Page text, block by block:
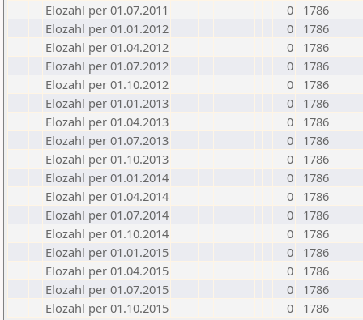
Elozahl per 01.07.2011
0
1786
Elozahl per 01.01.2012
0
1786
Elozahl per 01.04.2012
0
1786
Elozahl per 01.07.2012
0
1786
Elozahl per 01.10.2012
0
1786
Elozahl per 01.01.2013
0
1786
Elozahl per 01.04.2013
0
1786
Elozahl per 01.07.2013
0
1786
Elozahl per 01.10.2013
0
1786
Elozahl per 01.01.2014
0
1786
Elozahl per 01.04.2014
0
1786
Elozahl per 01.07.2014
0
1786
Elozahl per 01.10.2014
0
1786
Elozahl per 01.01.2015
0
1786
Elozahl per 01.04.2015
0
1786
Elozahl per 01.07.2015
0
1786
Elozahl per 01.10.2015
0 1786